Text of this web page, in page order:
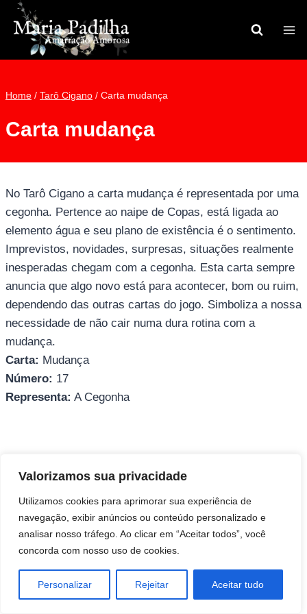
Valorizamos sua privacidade
Utilizamos cookies para aprimorar sua experiência de
navegação, exibir anúncios ou conteúdo personalizado e
analisar nosso tráfego. Ao clicar em “Aceitar todos”, você
concorda com nosso uso de cookies.
Personalizar Rejeitar Aceitar tudo
Pular
para
Conteúdo
Home / Tarô Cigano / Carta mudança
Carta mudança
No Tarô Cigano a carta mudança é representada por uma
cegonha. Pertence ao naipe de Copas, está ligada ao
elemento água e seu plano de existência é o sentimento.
Imprevistos, novidades, surpresas, situações realmente
inesperadas chegam com a cegonha. Esta carta sempre
anuncia que algo novo está para acontecer, bom ou ruim,
dependendo das outras cartas do jogo. Simboliza a nossa
necessidade de não cair numa dura rotina com a
mudança.
Carta: Mudança
Número: 17
Representa: A Cegonha
Consultas e trabalhos espirituais
Brasil - Santa Catarina - São José